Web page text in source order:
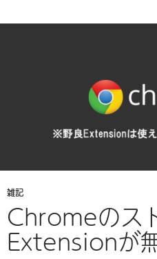
雑記
Chromeのス
Extensionが